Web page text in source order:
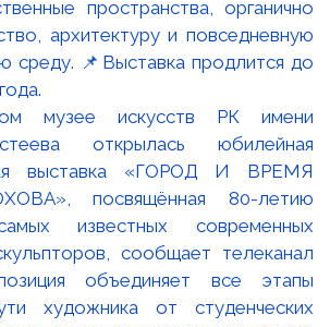
музее искусств РК имени
открылась юбилейная
выставка «ГОРОД И ВРЕМЯ
посвящённая 80-летию
известных современных
сообщает телеканал
объединяет все этапы
художника от студенческих